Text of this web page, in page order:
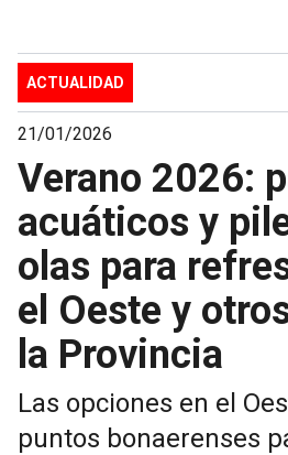
ACTUALIDAD
21/01/2026
Verano 2026:
acuáticos y
olas para
el Oeste y
la Provincia
Las opciones en el
puntos bonaerenses